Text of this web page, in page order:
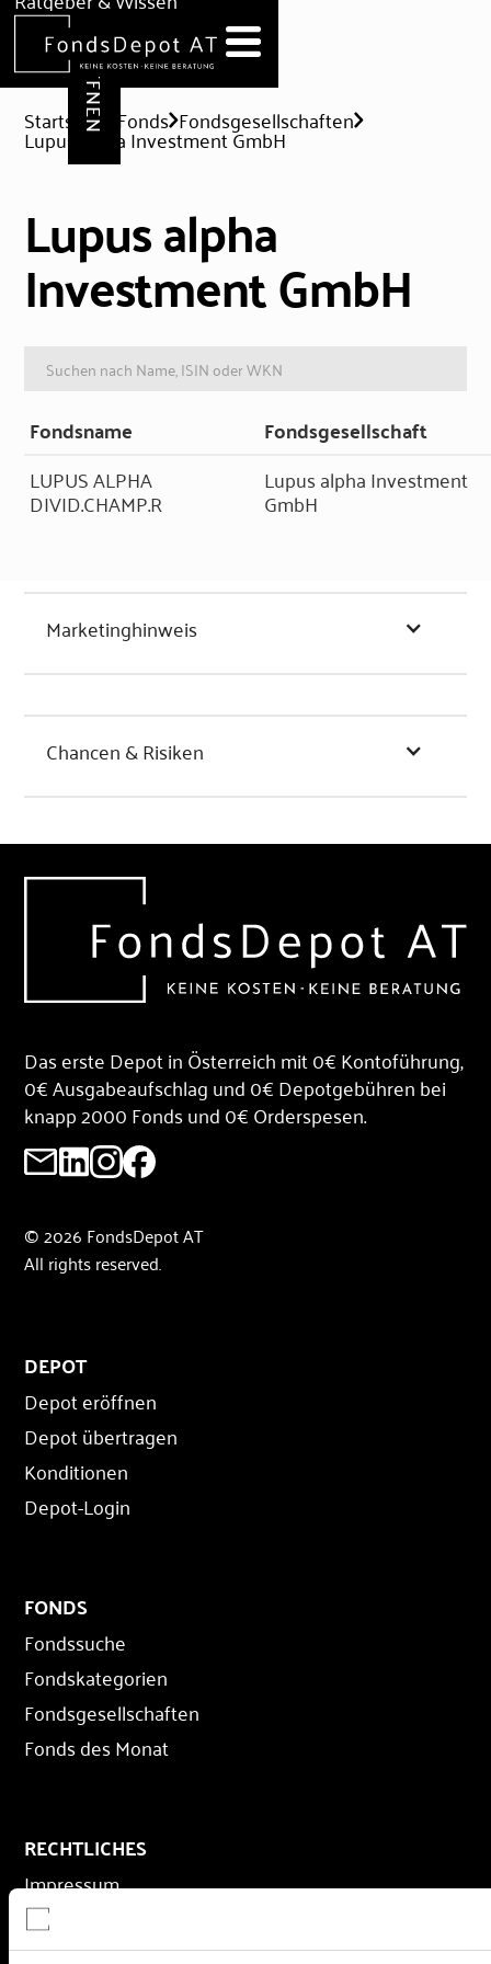
Hilfe & Formulare
DEPOT ERÖFFNEN
Startseite Fonds Fondsgesellschaften
Lupus alpha Investment GmbH
Lupus alpha
Investment GmbH
Fondsname Fondsgesellschaft
LUPUS ALPHA
DIVID.CHAMP.R
Lupus alpha Investment
GmbH
Marketinghinweis
Chancen & Risiken
Das erste Depot in Österreich mit 0€ Kontoführung,
0€ Ausgabeaufschlag und 0€ Depotgebühren bei
knapp 2000 Fonds und 0€ Orderspesen.
© 2026 FondsDepot AT
All rights reserved.
DEPOT
Depot eröffnen
Depot übertragen
Konditionen
Depot-Login
FONDS
Fondssuche
Fondskategorien
Fondsgesellschaften
Fonds des Monat
RECHTLICHES
Impressum
Datenschutz
AGB